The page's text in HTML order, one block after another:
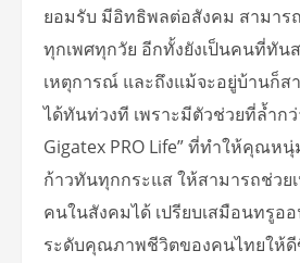
ยอมรับ มีอิทธิพลต่อสังคม สามาร
ทุกเพศทุกวัย อีกทั้งยังเป็นคนที่ทั
เหตุการณ์ และถึงแม้จะอยู่บ้านก็ส
ได้ทันท่วงที เพราะมีตัวช่วยที่ล้ำกว่
Gigatex PRO Life” ที่ทำให้คุณห
ก้าวทันทุกกระแส ให้สามารถช่วย
คนในสังคมได้ เปรียบเสมือนทรูอ
ระดับคุณภาพชีวิตของคนไทยให้